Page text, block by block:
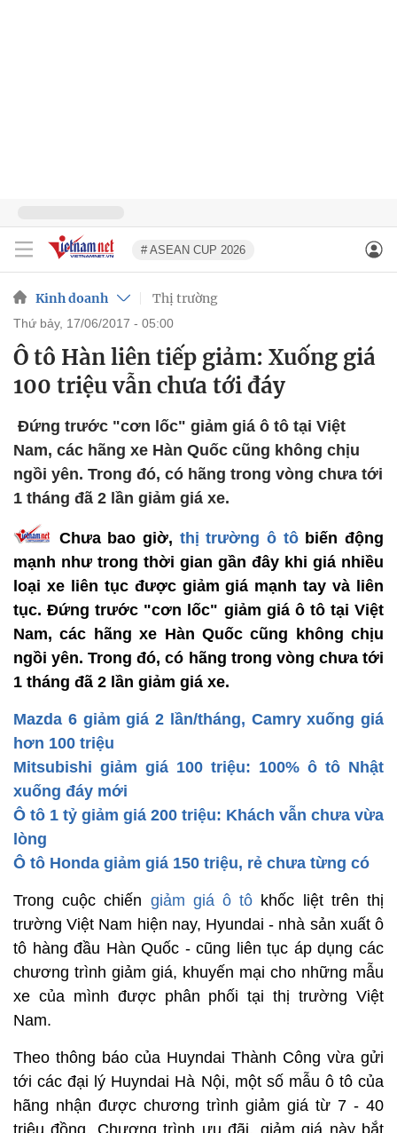
# ASEAN CUP 2026
Kinh doanh Thị trường
thứ bảy, 17/06/2017 - 05:00
Ô tô Hàn liên tiếp giảm: Xuống giá
100 triệu vẫn chưa tới đáy
Đứng trước "cơn lốc" giảm giá ô tô tại Việt
Nam, các hãng xe Hàn Quốc cũng không chịu
ngồi yên. Trong đó, có hãng trong vòng chưa tới
1 tháng đã 2 lần giảm giá xe.
Chưa bao giờ, thị trường ô tôbiến động
mạnh như trong thời gian gần đây khi giá nhiều
loại xe liên tục được giảm giá mạnh tay và liên
tục. Đứng trước "cơn lốc" giảm giá ô tô tại Việt
Nam, các hãng xe Hàn Quốc cũng không chịu
ngồi yên. Trong đó, có hãng trong vòng chưa tới
1 tháng đã 2 lần giảm giá xe.
Mazda 6 giảm giá 2 lần/tháng, Camry xuống giá
hơn 100 triệu
Mitsubishi giảm giá 100 triệu: 100% ô tô Nhật
xuống đáy mới
Ô tô 1 tỷ giảm giá 200 triệu: Khách vẫn chưa vừa
lòng
Ô tô Honda giảm giá 150 triệu, rẻ chưa từng có
Trong cuộc chiến giảm giá ô tô khốc liệt trên thị
trường Việt Nam hiện nay, Hyundai - nhà sản xuất ô
tô hàng đầu Hàn Quốc - cũng liên tục áp dụng các
chương trình giảm giá, khuyến mại cho những mẫu
xe của mình được phân phối tại thị trường Việt
Nam.
Theo thông báo của Huyndai Thành Công vừa gửi
tới các đại lý Huyndai Hà Nội, một số mẫu ô tô của
hãng nhận được chương trình giảm giá từ 7 - 40
triệu đồng. Chương trình ưu đãi, giảm giá này bắt